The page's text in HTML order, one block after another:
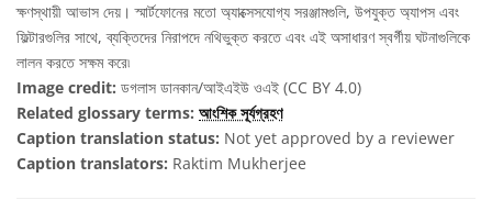
ক্ষণস্থায়ী আভাস দেয়। স্মার্টফোনের মতো অ্যাক্সেসযোগ্য সরঞ্জামগুলি, উপযুক্ত অ্যাপস এবং
ফিল্টারগুলির সাথে, ব্যক্তিদের নিরাপদে নথিভুক্ত করতে এবং এই অসাধারণ স্বর্গীয় ঘটনাগুলিকে
লালন করতে সক্ষম করে৷
Image credit: ডগলাস ডানকান/আইএইউ ওএই (CC BY 4.0)
Related glossary terms: আংশিক সূর্যগ্রহণ
Caption translation status: Not yet approved by a reviewer
Caption translators: Raktim Mukherjee